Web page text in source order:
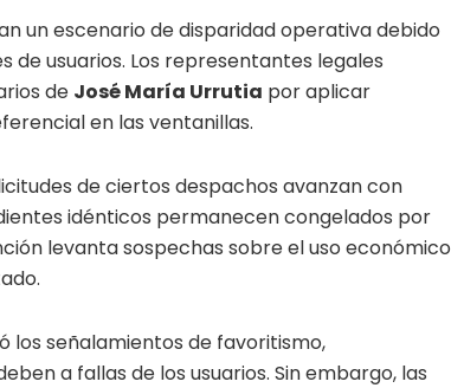
un escenario de disparidad operativa debido
de usuarios. Los representantes legales
de José María Urrutia por aplicar
en las ventanillas.
de ciertos despachos avanzan con
idénticos permanecen congelados por
levanta sospechas sobre el uso económico
los señalamientos de favoritismo,
a fallas de los usuarios. Sin embargo, las